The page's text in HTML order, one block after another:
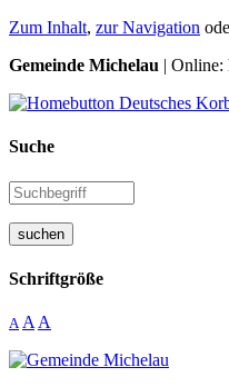
Zum Inhalt, zur Navigation
Gemeinde Michelau | Online:
Suche
suchen
Schriftgröße
A A A